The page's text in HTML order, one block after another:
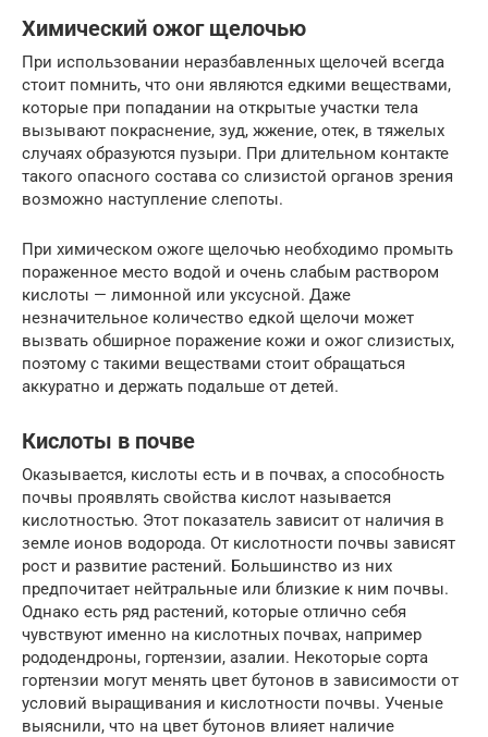
Химический ожог щелочью
При использовании неразбавленных щелочей всегда
стоит помнить, что они являются едкими веществами,
которые при попадании на открытые участки тела
вызывают покраснение, зуд, жжение, отек, в тяжелых
случаях образуются пузыри. При длительном контакте
такого опасного состава со слизистой органов зрения
возможно наступление слепоты.
При химическом ожоге щелочью необходимо промыть
пораженное место водой и очень слабым раствором
кислоты — лимонной или уксусной. Даже
незначительное количество едкой щелочи может
вызвать обширное поражение кожи и ожог слизистых,
поэтому с такими веществами стоит обращаться
аккуратно и держать подальше от детей.
Кислоты в почве
Оказывается, кислоты есть и в почвах, а способность
почвы проявлять свойства кислот называется
кислотностью. Этот показатель зависит от наличия в
земле ионов водорода. От кислотности почвы зависят
рост и развитие растений. Большинство из них
предпочитает нейтральные или близкие к ним почвы.
Однако есть ряд растений, которые отлично себя
чувствуют именно на кислотных почвах, например
рододендроны, гортензии, азалии. Некоторые сорта
гортензии могут менять цвет бутонов в зависимости от
условий выращивания и кислотности почвы. Ученые
выяснили, что на цвет бутонов влияет наличие